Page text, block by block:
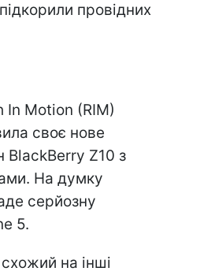
провідних
In Motion (RIM)
своє нове
BlackBerry Z10 з
На думку
серйозну
5.
на інші